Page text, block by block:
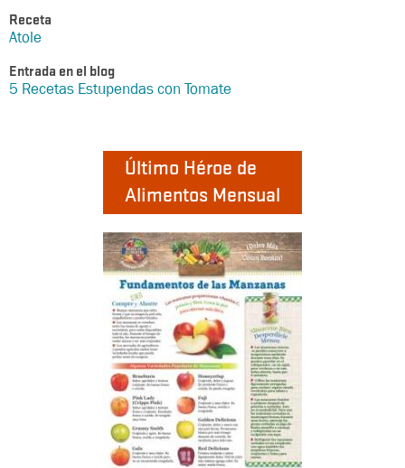
Receta
Atole
Entrada en el blog
5 Recetas Estupendas con Tomate
Último Héroe de
Alimentos Mensual